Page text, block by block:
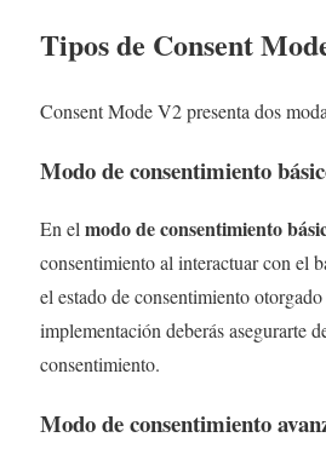
Tipos de Consent
Consent Mode V2 presenta dos
Modo de consentimiento
En elmodo de consentimiento
consentimiento al interactuar con el
el estado de consentimiento
implementación deberás asegurarte
consentimiento.
Modo de consentimiento